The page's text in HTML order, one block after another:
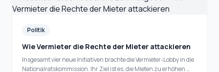
Politik
Wie Vermieter die Rechte der Mieter attackieren
Insgesamt vier neue Initiativen brachte die Vermieter-Lobby in die
Nationalratskommission. Ihr Ziel ist es, die Mieten zu erhöhen …